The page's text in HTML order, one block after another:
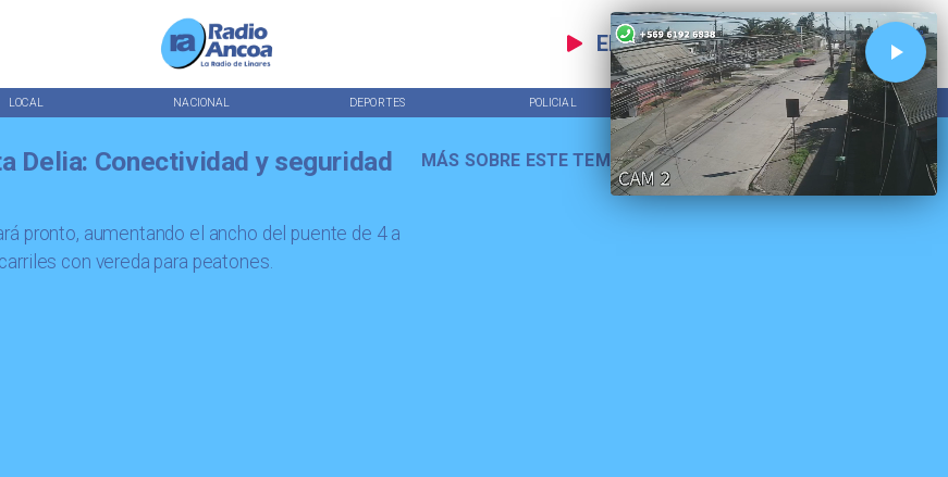
EN VIVO
LOCAL NACIONAL DEPORTES POLICIAL TENDENCIAS
MÁS SOBRE ESTE TEMA
Delia: Conectividad y seguridad
pronto, aumentando el ancho del puente de 4 a
con vereda para peatones.